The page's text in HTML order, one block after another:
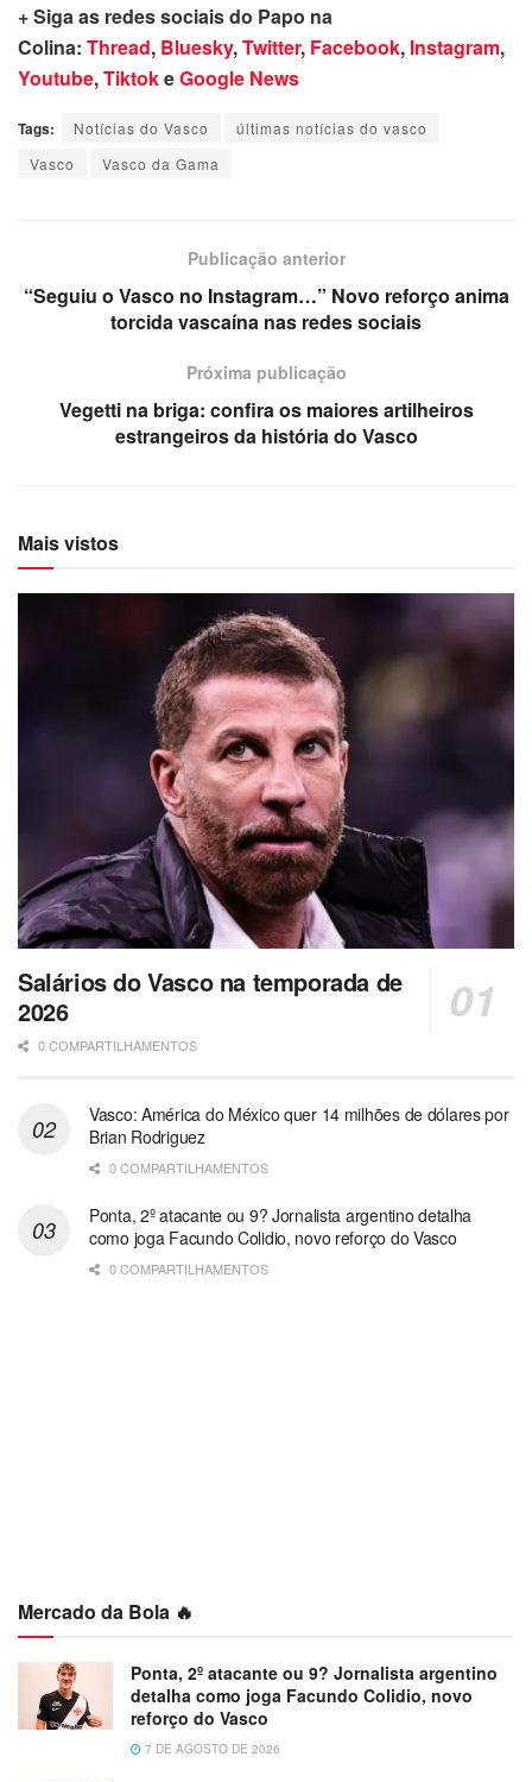
+ Siga as redes sociais do Papo na
Colina: Thread, Bluesky,Twitter, Facebook, Instagram,
Youtube,TiktokeGoogle News
Tags: Notícias do Vasco
últimas notícias do vasco
Vasco
Vasco da Gama
Publicação anterior
“Seguiu o Vasco no Instagram…” Novo reforço anima
torcida vascaína nas redes sociais
Próxima publicação
Vegetti na briga: confira os maiores artilheiros
estrangeiros da história do Vasco
Mais vistos
Salários do Vasco na temporada de
2026
0 COMPARTILHAMENTOS
Vasco: América do México quer 14 milhões de dólares por
Brian Rodriguez
0 COMPARTILHAMENTOS
Ponta, 2º atacante ou 9? Jornalista argentino detalha
como joga Facundo Colidio, novo reforço do Vasco
0 COMPARTILHAMENTOS
Mercado da Bola 🔥
Ponta, 2º atacante ou 9? Jornalista argentino
detalha como joga Facundo Colidio, novo
reforço do Vasco
7 DE AGOSTO DE 2026